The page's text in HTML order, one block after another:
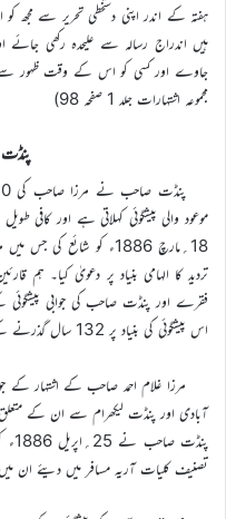
ہفتہ کے اندر اپنی دستخطی تحریر سے
ہیں اندراج رسالہ سے علیحدہ رکھی جائے
مجموعہ اشتہارات جلد 1 صفحہ 98)
موعود والی پیشگوئی کہلاتی ہے اور
18؍مارچ 1886ء کو شائع
تردید کا الہامی بنیاد پر دعویٰ کیا۔ ہم
فقرے اور پنڈت صاحب کی جوابی
اس پیشگوئی کی بنیاد پر 132 سال گذرنے کے بعد جھوٹے اور سچے کے درمیان فرق کرسکیں۔
مرزا غلام احمد صاحب کے اشتہار
آبادی اور پنڈت لیکھرام سے ان کے
تصنیف کلیات آریہ مسافر میں دیئے ان